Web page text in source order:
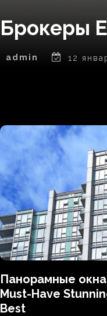
Брокеры
admin 12
Панорамные
Must-Have
Best